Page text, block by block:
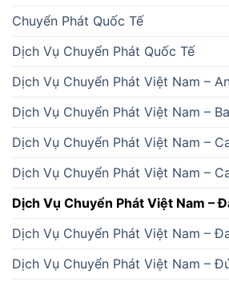
Chuyển Phát Quốc Tế
Dịch Vụ Chuyển Phát Quốc Tế
Dịch Vụ Chuyển Phát Việt Nam –
Dịch Vụ Chuyển Phát Việt Nam –
Dịch Vụ Chuyển Phát Việt Nam –
Dịch Vụ Chuyển Phát Việt Nam –
Dịch Vụ Chuyển Phát Việt Nam –
Dịch Vụ Chuyển Phát Việt Nam –
Dịch Vụ Chuyển Phát Việt Nam –